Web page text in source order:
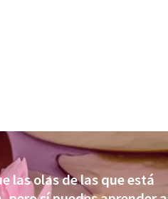
las olas de las que está